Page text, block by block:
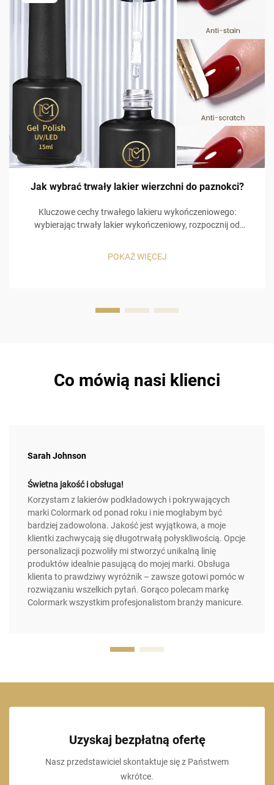
Jak wybrać trwały lakier wierzchni do paznokci?
Kluczowe cechy trwałego lakieru wykończeniowego:
wybierając trwały lakier wykończeniowy, rozpocznij od
jego stosowania oraz na odczucia użytkownika. Trwałe
lakiery wykończeniowe mogą charakteryzować się trzema
POKAŻ WIĘCEJ
Co mówią nasi klienci
Sarah Johnson
Świetna jakość i obsługa!
Korzystam z lakierów podkładowych i pokrywających
marki Colormark od ponad roku i nie mogłabym być
bardziej zadowolona. Jakość jest wyjątkowa, a moje
klientki zachwycają się długotrwałą połyskliwością. Opcje
personalizacji pozwoliły mi stworzyć unikalną linię
produktów idealnie pasującą do mojej marki. Obsługa
klienta to prawdziwy wyróżnik – zawsze gotowi pomóc w
rozwiązaniu wszelkich pytań. Gorąco polecam markę
Colormark wszystkim profesjonalistom branży manicure.
Uzyskaj bezpłatną ofertę
Nasz przedstawiciel skontaktuje się z Państwem
wkrótce.